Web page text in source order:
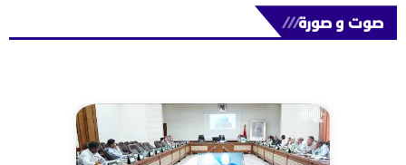
صوت و صورة///